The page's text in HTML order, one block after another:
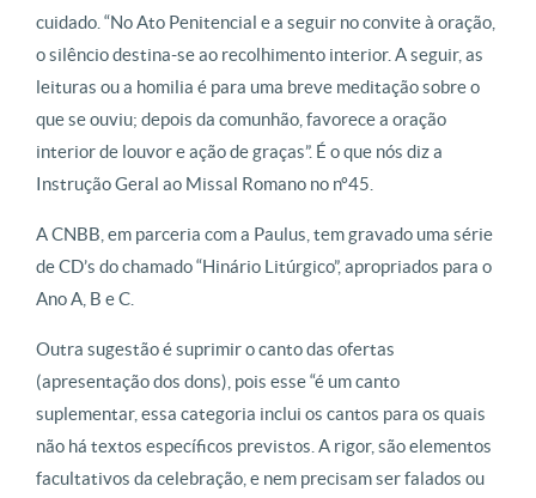
cuidado. “No Ato Penitencial e a seguir no convite à oração,
o silêncio destina-se ao recolhimento interior. A seguir, as
leituras ou a homilia é para uma breve meditação sobre o
que se ouviu; depois da comunhão, favorece a oração
interior de louvor e ação de graças”. É o que nós diz a
Instrução Geral ao Missal Romano no nº45.
A CNBB, em parceria com a Paulus, tem gravado uma série
de CD’s do chamado “Hinário Litúrgico”, apropriados para o
Ano A, B e C.
Outra sugestão é suprimir o canto das ofertas
(apresentação dos dons), pois esse “é um canto
suplementar, essa categoria inclui os cantos para os quais
não há textos específicos previstos. A rigor, são elementos
facultativos da celebração, e nem precisam ser falados ou